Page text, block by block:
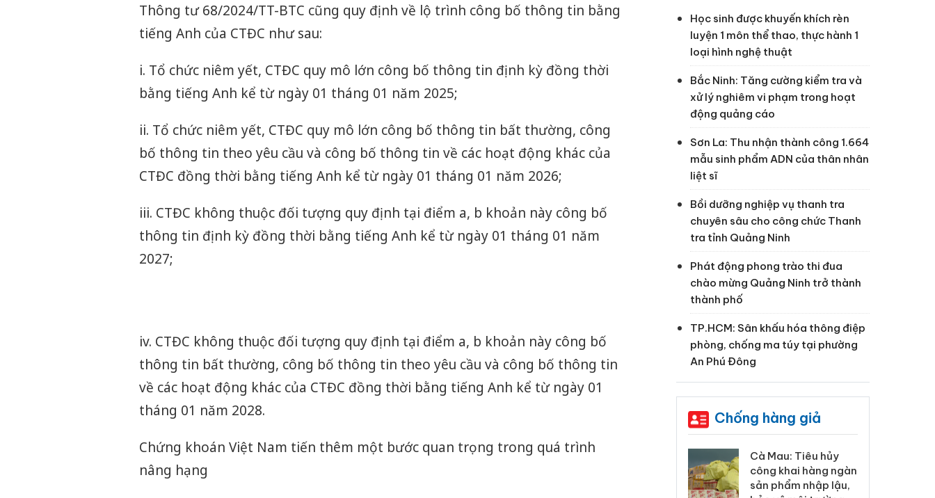
Thông tư 68/2024/TT-BTC cũng quy định về lộ trình công bố thông tin bằng
tiếng Anh của CTĐC như sau:
i. Tổ chức niêm yết, CTĐC quy mô lớn công bố thông tin định kỳ đồng thời
bằng tiếng Anh kể từ ngày 01 tháng 01 năm 2025;
ii. Tổ chức niêm yết, CTĐC quy mô lớn công bố thông tin bất thường, công
bố thông tin theo yêu cầu và công bố thông tin về các hoạt động khác của
CTĐC đồng thời bằng tiếng Anh kể từ ngày 01 tháng 01 năm 2026;
iii. CTĐC không thuộc đối tượng quy định tại điểm a, b khoản này công bố
thông tin định kỳ đồng thời bằng tiếng Anh kể từ ngày 01 tháng 01 năm
2027;
iv. CTĐC không thuộc đối tượng quy định tại điểm a, b khoản này công bố
thông tin bất thường, công bố thông tin theo yêu cầu và công bố thông tin
về các hoạt động khác của CTĐC đồng thời bằng tiếng Anh kể từ ngày 01
tháng 01 năm 2028.
Chứng khoán Việt Nam tiến thêm một bước quan trọng trong quá trình
nâng hạng
Học sinh được khuyến khích rèn
luyện 1 môn thể thao, thực hành 1
loại hình nghệ thuật
Bắc Ninh: Tăng cường kiểm tra và
xử lý nghiêm vi phạm trong hoạt
động quảng cáo
Sơn La: Thu nhận thành công 1.664
mẫu sinh phẩm ADN của thân nhân
liệt sĩ
Bồi dưỡng nghiệp vụ thanh tra
chuyên sâu cho công chức Thanh
tra tỉnh Quảng Ninh
Phát động phong trào thi đua
chào mừng Quảng Ninh trở thành
thành phố
TP.HCM: Sân khấu hóa thông điệp
phòng, chống ma túy tại phường
An Phú Đông
Chống hàng giả
Cà Mau: Tiêu hủy
Khẩn trương xác
minh, xử lý sản phẩm
Slimaura Care x3 sử